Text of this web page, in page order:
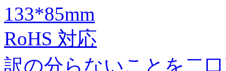
133*85mm
RoHS 対応
訳の分らないことを二